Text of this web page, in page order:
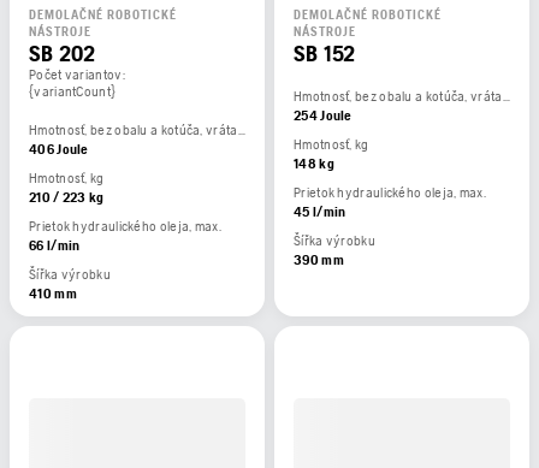
DEMOLAČNÉ ROBOTICKÉ
NÁSTROJE
SB 202
Počet variantov:
{variantCount}
Hmotnosť, bez obalu a kotúča, vrátane 3 m kábla.
406 Joule
Hmotnosť, kg
210 / 223 kg
Prietok hydraulického oleja, max.
66 l/min
Šířka výrobku
410 mm
DEMOLAČNÉ ROBOTICKÉ
NÁSTROJE
SB 152
Hmotnosť, bez obalu a kotúča, vrátane 3 m kábla.
254 Joule
Hmotnosť, kg
148 kg
Prietok hydraulického oleja, max.
45 l/min
Šířka výrobku
390 mm